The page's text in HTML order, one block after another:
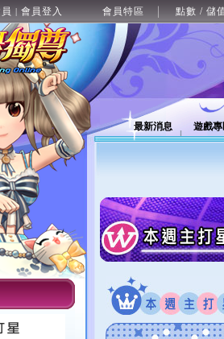
| 會員登入 會員特區 點數 / 儲
最新消息 遊戲